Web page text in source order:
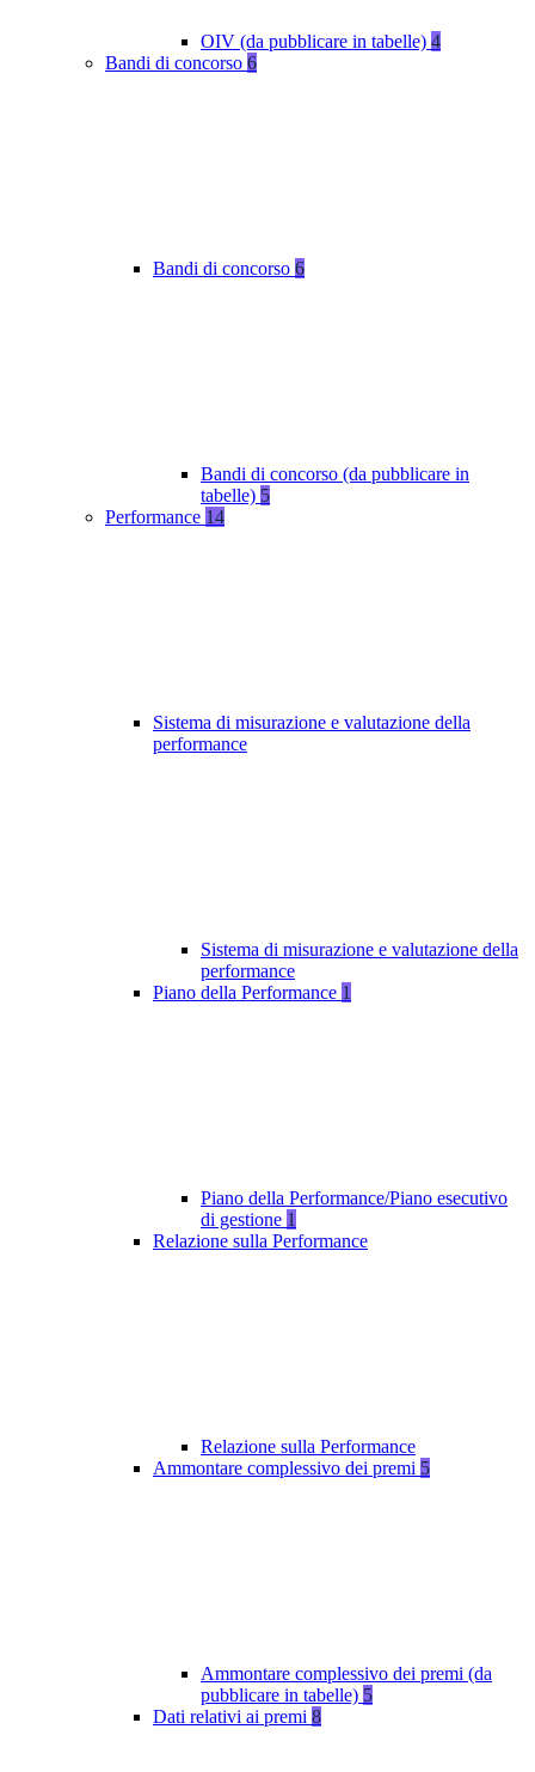
OIV (da pubblicare in tabelle) 4
Bandi di concorso 6
Bandi di concorso 6
Bandi di concorso (da pubblicare in
tabelle) 5
Performance 14
Sistema di misurazione e valutazione della
performance
Sistema di misurazione e valutazione della
performance
Piano della Performance 1
Piano della Performance/Piano esecutivo
di gestione 1
Relazione sulla Performance
Relazione sulla Performance
Ammontare complessivo dei premi 5
Ammontare complessivo dei premi (da
pubblicare in tabelle) 5
Dati relativi ai premi 8